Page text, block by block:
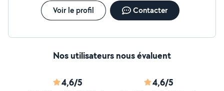
Voir le profil Contacter
Nos utilisateurs nous évaluent
4,6/5 4,6/5